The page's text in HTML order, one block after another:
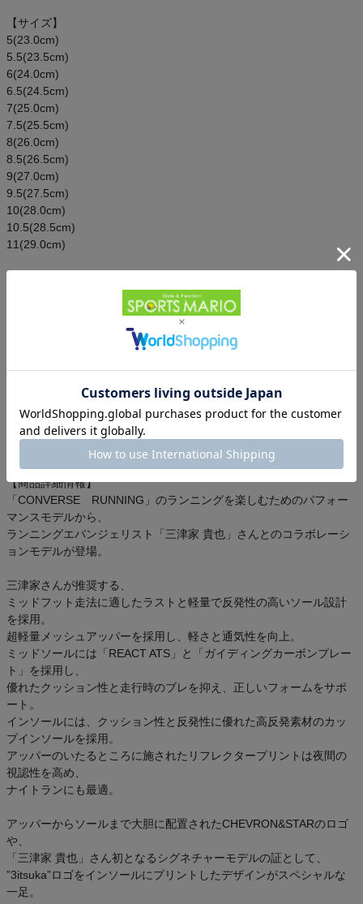
【サイズ】
5(23.0cm)
5.5(23.5cm)
6(24.0cm)
6.5(24.5cm)
7(25.0cm)
7.5(25.5cm)
8(26.0cm)
8.5(26.5cm)
9(27.0cm)
9.5(27.5cm)
10(28.0cm)
10.5(28.5cm)
11(29.0cm)
金色系/ゴールド系/gold系
ベージュ系/タン系/beige系
銀色系/シルバー系/silver系
灰色系/グレー系/チャコール系/grey系
【商品詳細情報】
「CONVERSE RUNNING」のランニングを楽しむためのパフォー
マンスモデルから、
ランニングエバンジェリスト「三津家 貴也」さんとのコラボレーシ
ョンモデルが登場。
三津家さんが推奨する、
ミッドフット走法に適したラストと軽量で反発性の高いソール設計
を採用。
超軽量メッシュアッパーを採用し、軽さと通気性を向上。
ミッドソールには「REACT ATS」と「ガイディングカーボンプレー
ト」を採用し、
優れたクッション性と走行時のブレを抑え、正しいフォームをサポ
ート。
インソールには、クッション性と反発性に優れた高反発素材のカッ
プインソールを採用。
アッパーのいたるところに施されたリフレクタープリントは夜間の
視認性を高め、
ナイトランにも最適。
アッパーからソールまで大胆に配置されたCHEVRON&STARのロゴ
や、
「三津家 貴也」さん初となるシグネチャーモデルの証として、
”3itsuka”ロゴをインソールにプリントしたデザインがスペシャルな
一足。